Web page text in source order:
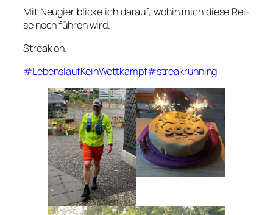
Mit Neu­gier bli­cke ich dar­auf, wohin mich die­se Rei­
se noch füh­ren wird.
Streak on.
#Lebens­laufK­ein­Wett­kampf#streak­run­ning